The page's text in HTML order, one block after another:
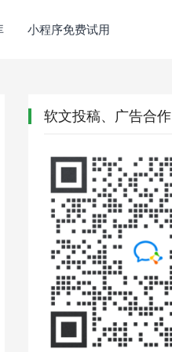
小程序免费试用
软文投稿、广告合作